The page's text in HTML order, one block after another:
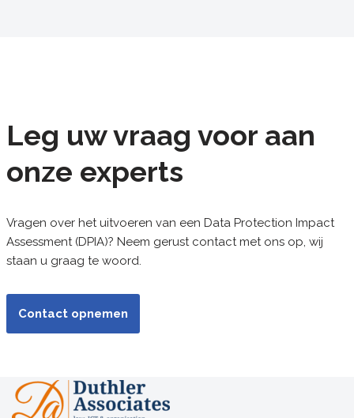
Leg uw vraag voor aan
onze experts
Vragen over het uitvoeren van een Data Protection Impact
Assessment (DPIA)? Neem gerust contact met ons op, wij
staan u graag te woord.
Contact opnemen